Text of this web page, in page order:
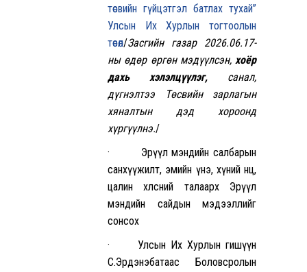
төсвийн гүйцэтгэл батлах тухай”
Улсын Их Хурлын тогтоолын
төсөл/Засгийн газар 2026.06.17-
ны өдөр өргөн мэдүүлсэн, хоёр
дахь хэлэлцүүлэг, санал,
дүгнэлтээ Төсвийн зарлагын
хяналтын дэд хороонд
хүргүүлнэ./
· Эрүүл мэндийн салбарын
санхүүжилт, эмийн үнэ, хүний нөөц,
цалин хөлсний талаарх Эрүүл
мэндийн сайдын мэдээллийг
сонсох
· Улсын Их Хурлын гишүүн
С.Эрдэнэбатаас Боловсролын